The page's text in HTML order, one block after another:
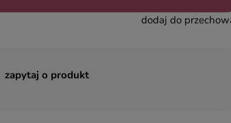
dodaj do
zapytaj o produkt